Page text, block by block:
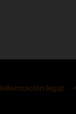
Información legal